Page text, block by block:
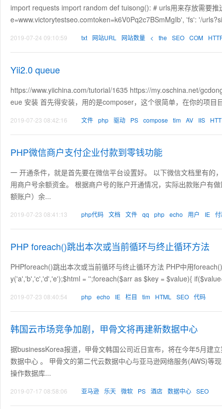
import requests import random def tuisong(): # urls用来存放需要
e=www.victorytestseo.comtoken=k6V0Pq2c7BSmMgIb', 'fs': '/
2019-07-24 09:10:59 txt 网站URL 网站数量 < the SEO COM
Yii2.0 queue
https://www.yiichina.com/tutorial/1635 https://my.oschina.net/
eue 安装 首先得安装，用的是composer，这个很简单，在你的项
2019-07-23 08:42:16 文件 php 驱动 PS compose tim AV IIS
PHP微信商户支付企业付款到零钱功能
一 开通条件，就是首先要在微信平台设置好。 以下微信文档里有
用商户号余额资金。 根据商户号的账户开通情况，实际出款账户有
额账户）余...
2019-07-23 08:41:13 php代码 文档 文件 qq php echo 用户 IE
PHP foreach()跳出本次或当前循环与终止循环方法
PHPforeach()跳出本次或当前循环与终止循环方法 PHP中用
y('a','b','c','d','e');$html = '';foreach($arr as $key = $value){
2019-07-23 08:40:54 php echo IE 栏目 tim HTML SEO 代码
韩国云市场竞争加剧，甲骨文将再建新数据中心
据businessKorea报道，甲骨文韩国公司近日宣布，将在今年5月建
数据中心 。 甲骨文的第二代云数据中心与亚马逊网络服务(AWS)等
操作数据库...
2019-07-17 08:58:06 亚马逊 乐天 微软 PS 酒店 数据中心 SEO